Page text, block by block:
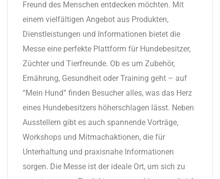
Freund des Menschen entdecken möchten. Mit
einem vielfältigen Angebot aus Produkten,
Dienstleistungen und Informationen bietet die
Messe eine perfekte Plattform für Hundebesitzer,
Züchter und Tierfreunde. Ob es um Zubehör,
Ernährung, Gesundheit oder Training geht – auf
“Mein Hund” finden Besucher alles, was das Herz
eines Hundebesitzers höherschlagen lässt. Neben
Ausstellern gibt es auch spannende Vorträge,
Workshops und Mitmachaktionen, die für
Unterhaltung und praxisnahe Informationen
sorgen. Die Messe ist der ideale Ort, um sich zu